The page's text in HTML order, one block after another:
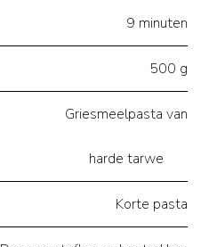
9 minuten
500 g
Griesmeelpasta van
harde tarwe
Korte pasta